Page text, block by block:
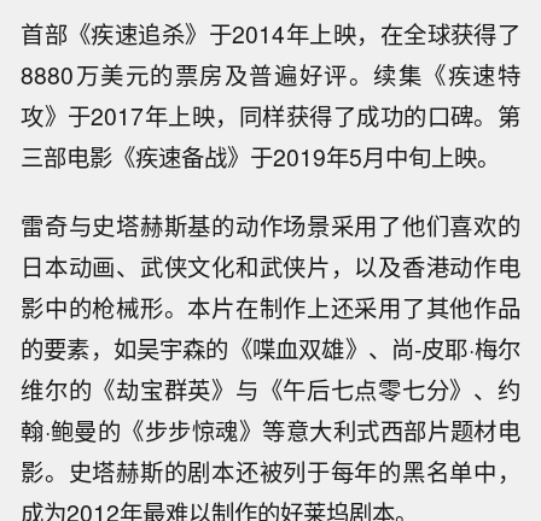
首部《疾速追杀》于2014年上映，在全球获得了
8880万美元的票房及普遍好评。续集《疾速特
攻》于2017年上映，同样获得了成功的口碑。第
三部电影《疾速备战》于2019年5月中旬上映。
雷奇与史塔赫斯基的动作场景采用了他们喜欢的
日本动画、武侠文化和武侠片，以及香港动作电
影中的枪械形。本片在制作上还采用了其他作品
的要素，如吴宇森的《喋血双雄》、尚-皮耶·梅尔
维尔的《劫宝群英》与《午后七点零七分》、约
翰·鲍曼的《步步惊魂》等意大利式西部片题材电
影。史塔赫斯的剧本还被列于每年的黑名单中，
成为2012年最难以制作的好莱坞剧本。